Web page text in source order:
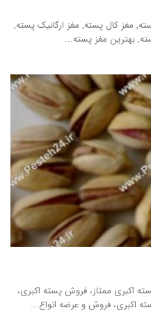
مغز کال پسته, مغز ارگانیک پسته,
بهترین مغز پسته...
اکبری ممتاز، فروش پسته اکبری،
اکبری، فروش و عرضه انواع...